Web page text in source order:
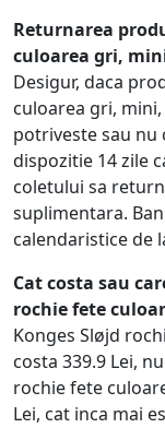
Returnarea
culoarea gri,
Desigur, daca
culoarea gri,
potriveste sau nu
dispozitie 14 zile
coletului sa
suplimentara.
calendaristice de
Cat costa sau
rochie fete
Konges Sløjd
costa 339.9 Lei,
rochie fete
Lei, cat inca mai